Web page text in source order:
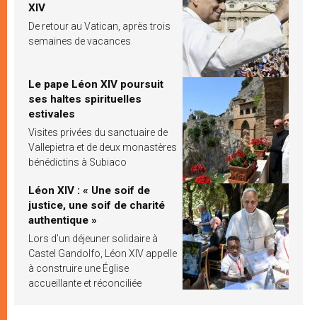
XIV
De retour au Vatican, après trois
semaines de vacances
Le pape Léon XIV poursuit
ses haltes spirituelles
estivales
Visites privées du sanctuaire de
Vallepietra et de deux monastères
bénédictins à Subiaco
Léon XIV : « Une soif de
justice, une soif de charité
authentique »
Lors d’un déjeuner solidaire à
Castel Gandolfo, Léon XIV appelle
à construire une Église
accueillante et réconciliée